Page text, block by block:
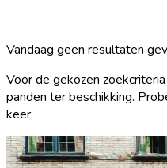
Vandaag geen resultaten
Voor de gekozen
panden ter beschikking.
keer.